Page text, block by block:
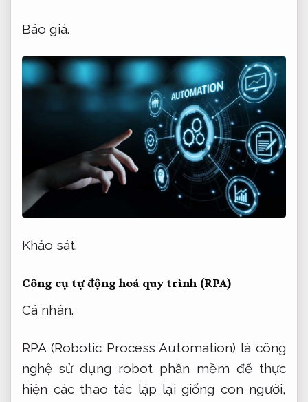
Báo giá.
Khảo sát.
Công cụ tự động hoá quy trình (RPA)
Cá nhân.
RPA (Robotic Process Automation) là công
nghệ sử dụng robot phần mềm để thực
hiện các thao tác lặp lại giống con người,